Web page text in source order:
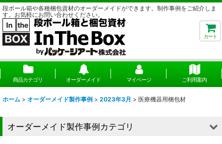
段ボール箱や各種梱包資材のオーダーメイドができます。制作事例をご紹介しま
す。お気軽にお問い合わせください。
カート
商品カテゴリ オーダーメイド マイページ ご利用案内
ホーム > オーダーメイド製作事例 > 2023年3月 > 医療機器用梱包材
オーダーメイド製作事例カテゴリ